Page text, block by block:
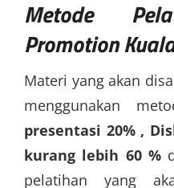
Metode
Promotion
Materi yang akan
menggunakan
presentasi 20% ,
kurang lebih 60 %
pelatihan yang